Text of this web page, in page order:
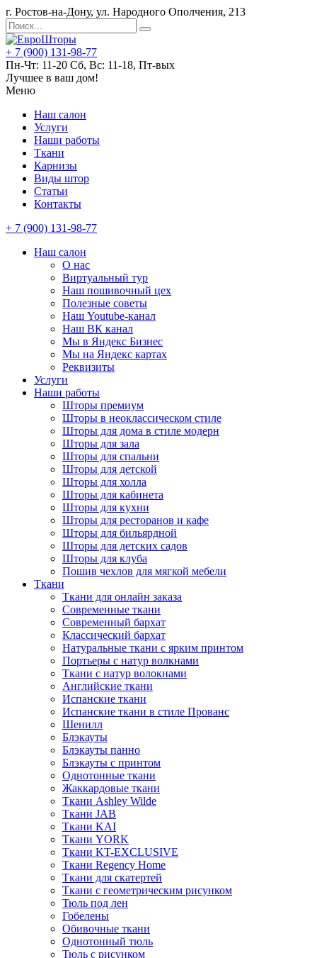
г. Ростов-на-Дону, ул. Народного Ополчения, 213
+ 7 (900) 131-98-77
Пн-Чт: 11-20 Сб, Вс: 11-18, Пт-вых
Лучшее в ваш дом!
Меню
Наш салон
Услуги
Наши работы
Ткани
Карнизы
Виды штор
Статьи
Контакты
+ 7 (900) 131-98-77
Наш салон
О нас
Виртуальный тур
Наш пошивочный цех
Полезные советы
Наш Youtube-канал
Наш ВК канал
Мы в Яндекс Бизнес
Мы на Яндекс картах
Реквизиты
Услуги
Наши работы
Шторы премиум
Шторы в неоклассическом стиле
Шторы для дома в стиле модерн
Шторы для зала
Шторы для спальни
Шторы для детской
Шторы для холла
Шторы для кабинета
Шторы для кухни
Шторы для ресторанов и кафе
Шторы для бильярдной
Шторы для детских садов
Шторы для клуба
Пошив чехлов для мягкой мебели
Ткани
Ткани для онлайн заказа
Современные ткани
Современный бархат
Классический бархат
Натуральные ткани с ярким принтом
Портьеры с натур волкнами
Ткани с натур волокнами
Английские ткани
Испанские ткани
Испанские ткани в стиле Прованс
Шенилл
Блэкауты
Блэкауты панно
Блэкауты с принтом
Однотонные ткани
Жаккардовые ткани
Ткани Ashley Wilde
Ткани JAB
Ткани KAI
Ткани YORK
Ткани KT-EXCLUSIVE
Ткани Regency Home
Ткани для скатертей
Ткани с геометрическим рисунком
Тюль под лен
Гобелены
Обивочные ткани
Однотонный тюль
Тюль с рисунком